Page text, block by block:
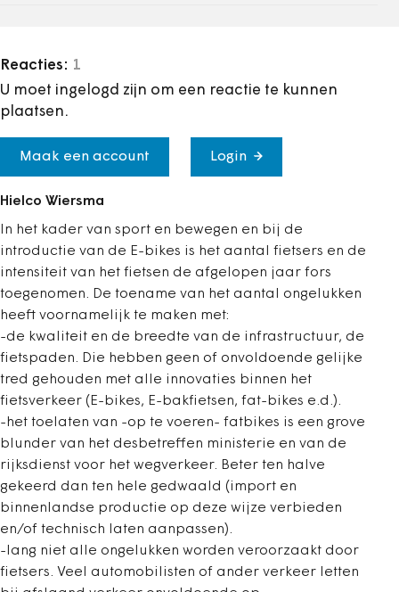
Reacties: 1
U moet ingelogd zijn om een reactie te kunnen
plaatsen.
Maak een account Login
Hielco Wiersma
In het kader van sport en bewegen en bij de
introductie van de E-bikes is het aantal fietsers en de
intensiteit van het fietsen de afgelopen jaar fors
toegenomen. De toename van het aantal ongelukken
heeft voornamelijk te maken met:
-de kwaliteit en de breedte van de infrastructuur, de
fietspaden. Die hebben geen of onvoldoende gelijke
tred gehouden met alle innovaties binnen het
fietsverkeer (E-bikes, E-bakfietsen, fat-bikes e.d.).
-het toelaten van -op te voeren- fatbikes is een grove
blunder van het desbetreffen ministerie en van de
rijksdienst voor het wegverkeer. Beter ten halve
gekeerd dan ten hele gedwaald (import en
binnenlandse productie op deze wijze verbieden
en/of technisch laten aanpassen).
-lang niet alle ongelukken worden veroorzaakt door
fietsers. Veel automobilisten of ander verkeer letten